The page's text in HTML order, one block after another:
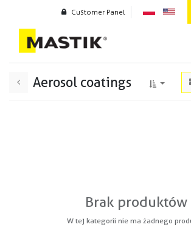
Customer Panel
Aerosol coatings
Brak produktów
W tej kategorii nie ma żadnego